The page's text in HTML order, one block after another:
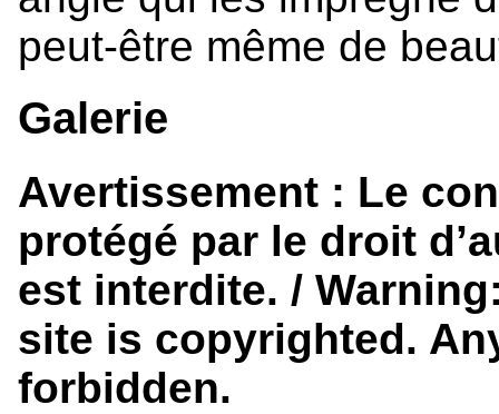
peut-être même de
Galerie
Avertissement : Le
protégé par le droit
est interdite. /
site is copyrighted.
forbidden.